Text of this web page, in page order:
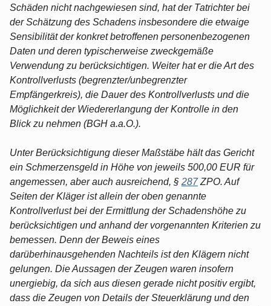
Schäden nicht nachgewiesen sind, hat der Tatrichter bei
der Schätzung des Schadens insbesondere die etwaige
Sensibilität der konkret betroffenen personenbezogenen
Daten und deren typischerweise zweckgemäße
Verwendung zu berücksichtigen. Weiter hat er die Art des
Kontrollverlusts (begrenzter/unbegrenzter
Empfängerkreis), die Dauer des Kontrollverlusts und die
Möglichkeit der Wiedererlangung der Kontrolle in den
Blick zu nehmen (BGH a.a.O.).
Unter Berücksichtigung dieser Maßstäbe hält das Gericht
ein Schmerzensgeld in Höhe von jeweils 500,00 EUR für
angemessen, aber auch ausreichend, § 287ZPO. Auf
Seiten der Kläger ist allein der oben genannte
Kontrollverlust bei der Ermittlung der Schadenshöhe zu
berücksichtigen und anhand der vorgenannten Kriterien zu
bemessen. Denn der Beweis eines
darüberhinausgehenden Nachteils ist den Klägern nicht
gelungen. Die Aussagen der Zeugen waren insofern
unergiebig, da sich aus diesen gerade nicht positiv ergibt,
dass die Zeugen von Details der Steuerklärung und den